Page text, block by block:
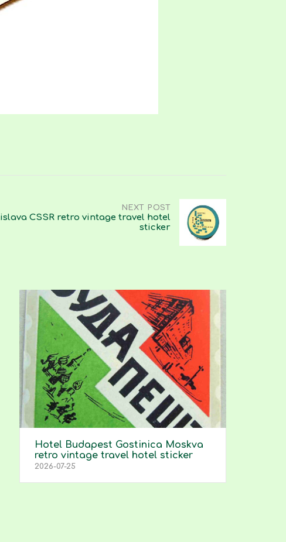
NEXT POST
CSSR retro vintage travel hotel
sticker
Hotel Budapest Gostinica Moskva
retro vintage travel hotel sticker
2026-07-25